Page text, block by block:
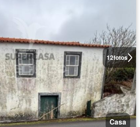
12fotos
Casa